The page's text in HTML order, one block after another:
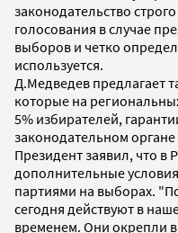
законодательство
голосования в случае
выборов и четко
используется.
Д.Медведев предлагает
которые на
5% избирателей,
законодательном
Президент заявил, что
дополнительные
партиями на выборах.
сегодня действуют в
временем. Они окрепли